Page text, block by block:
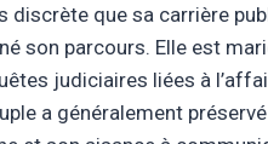
discrète que sa carrière
son parcours. Elle est
judiciaires liées à
a généralement